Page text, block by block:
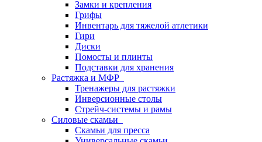
Замки и крепления
Грифы
Инвентарь для тяжелой атлетики
Гири
Диски
Помосты и плинты
Подставки для хранения
Растяжка и МФР
Тренажеры для растяжки
Инверсионные столы
Стрейч-системы и рамы
Силовые скамьи
Скамьи для пресса